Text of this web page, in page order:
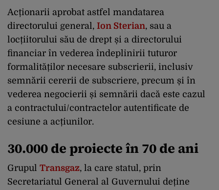
Acționarii aprobat astfel mandatarea
directorului general, Ion Sterian, sau a
locțiitorului său de drept și a directorului
financiar în vederea îndeplinirii tuturor
formalităților necesare subscrierii, inclusiv
semnării cererii de subscriere, precum și în
vederea negocierii și semnării dacă este cazul
a contractului/contractelor autentificate de
cesiune a acțiunilor.
30.000 de proiecte în 70 de ani
Grupul Transgaz, la care statul, prin
Secretariatul General al Guvernului deține